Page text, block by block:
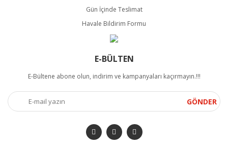
Gün İçinde Teslimat
Havale Bildirim Formu
E-BÜLTEN
E-Bültene abone olun, indirim ve kampanyaları kaçırmayın.!!!
GÖNDER